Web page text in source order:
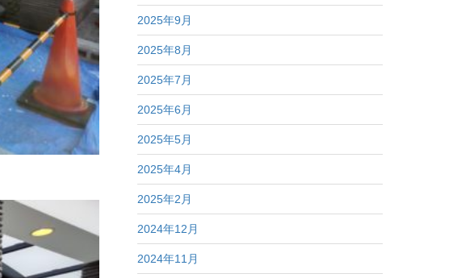
2025年9月
2025年8月
2025年7月
2025年6月
2025年5月
2025年4月
2025年2月
2024年12月
2024年11月